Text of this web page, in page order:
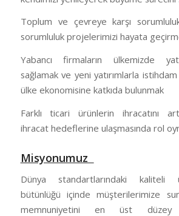
Toplum ve çevreye karşı
sorumluluk projelerimizi hayata
Yabancı firmaların ülkemizde
sağlamak ve yeni yatırımlarla
ülke ekonomisine katkıda bulunmak
Farklı ticari ürünlerin ihracatını
ihracat hedeflerine ulaşmasında rol
Misyonumuz
Dünya standartlarındaki kaliteli
bütünlüğü içinde müşterilerimize
memnuniyetini en üst düzey